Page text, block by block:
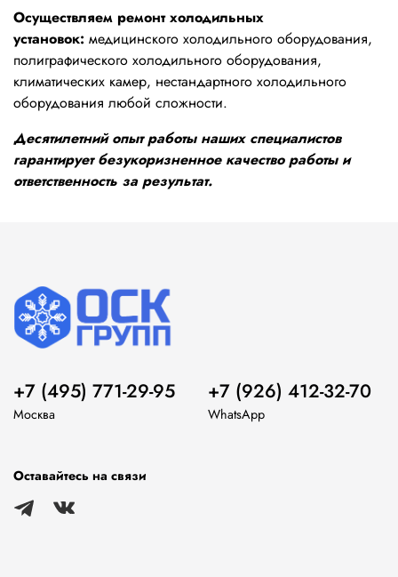
Осуществляем ремонт холодильных
установок: медицинского холодильного оборудования,
полиграфического холодильного оборудования,
климатических камер, нестандартного холодильного
оборудования любой сложности.
Десятилетний опыт работы наших специалистов
гарантирует безукоризненное качество работы и
ответственность за результат.
+7 (495) 771-29-95
Москва
+7 (926) 412-32-70
WhatsApp
Оставайтесь на связи